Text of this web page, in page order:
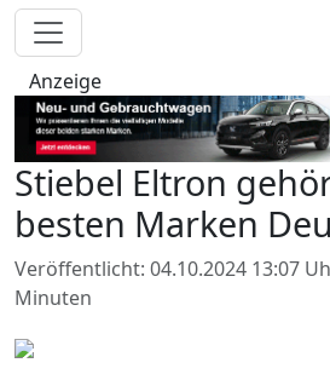
Anzeige
Stiebel Eltron
besten Marken
Veröffentlicht: 04.10.2024 13:07
Minuten